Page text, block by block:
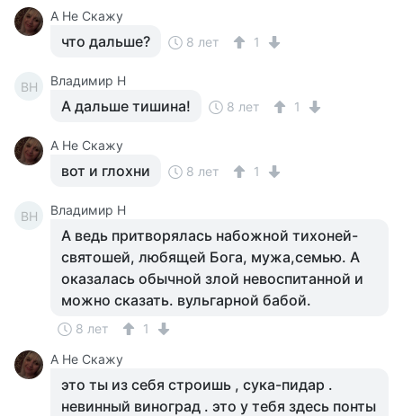
А Не Скажу
что дальше? 8 лет 1
ВН Владимир Н
А дальше тишина! 8 лет 1
А Не Скажу
вот и глохни 8 лет 1
ВН Владимир Н
А ведь притворялась набожной тихоней-
святошей, любящей Бога, мужа,семью. А
оказалась обычной злой невоспитанной и
можно сказать. вульгарной бабой.
8 лет
1
А Не Скажу
это ты из себя строишь , сука-пидар .
невинный виноград . это у тебя здесь понты